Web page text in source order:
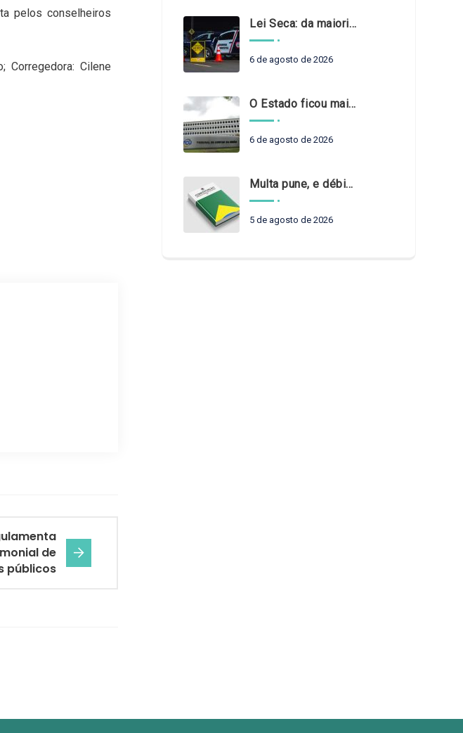
pelos conselheiros
Corregedora: Cilene
de
públicos
Lei Seca: da maioridade à maturidade
6 de agosto de 2026
O Estado ficou mais complexo. O controle precisa acompanhar
6 de agosto de 2026
Multa pune, e débito recompõe. § 3º do art. 71 da Constituição: um problema de legística formal
5 de agosto de 2026